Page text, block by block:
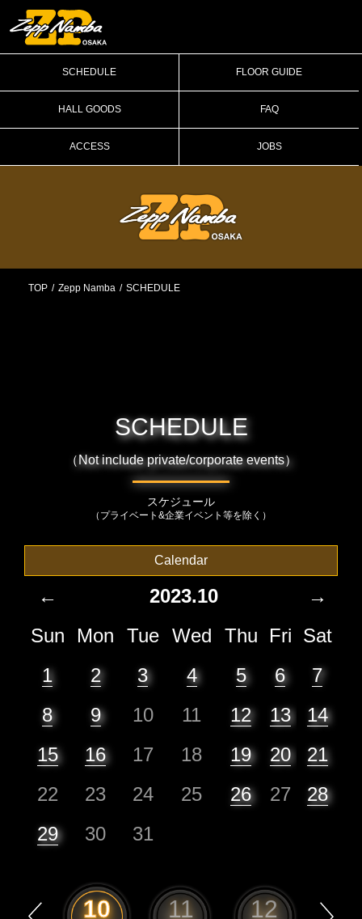
SCHEDULE FLOOR GUIDE
HALL GOODS FAQ
ACCESS JOBS
TOP Zepp Namba SCHEDULE
SCHEDULE
（Not include private/corporate events）
スケジュール
（プライベート&企業イベント等を除く）
Calendar
← 2023.10
→
Sun
Mon Tue Wed Thu Fri Sat
1
2 3 4 5 6
7
8
9 10 11 12 13
14
15
16 17 18 19 20
21
22
23 24 25 26 27
28
29
30 31
10 11 12